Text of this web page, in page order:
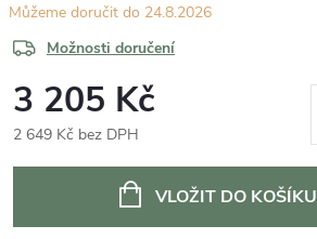
24.8.2026
Možnosti doručení
3 205 Kč
2 649 Kč bez DPH
VLOŽIT DO KOŠÍKU